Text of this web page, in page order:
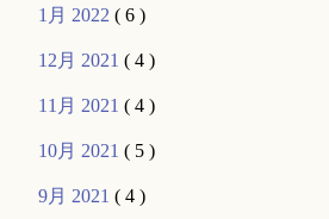
1月 2022( 6 )
12月 2021( 4 )
11月 2021( 4 )
10月 2021( 5 )
9月 2021( 4 )